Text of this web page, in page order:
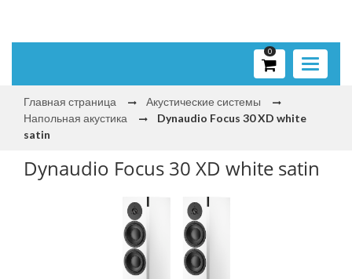
Toggle
0
Главная страница
Акустические системы
Напольная акустика
Dynaudio Focus 30 XD white
satin
Dynaudio Focus 30 XD white satin